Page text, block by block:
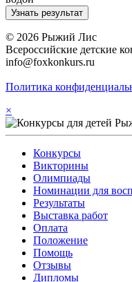
© 2026 Рыжий Лис
Всероссийские детские
info@foxkonkurs.ru
Политика
×
Конкурсы
Викторины
Олимпиады
Номинации для
Результаты
Выставка работ
Оплата
Положение
Помощь
Отзывы
Дипломы